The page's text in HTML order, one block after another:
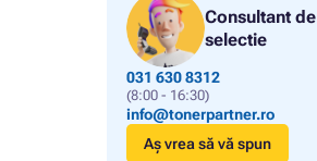
Consultant de
selectie
031 630 8312
(8:00 - 16:30)
info@tonerpartner.ro
Aș vrea să vă spun